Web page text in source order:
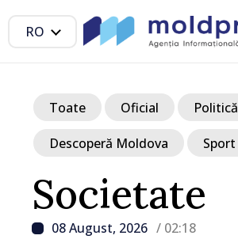
RO
Societate
08 August, 2026 / 02:18
Toate Oficial Politică
Descoperă Moldova Sport